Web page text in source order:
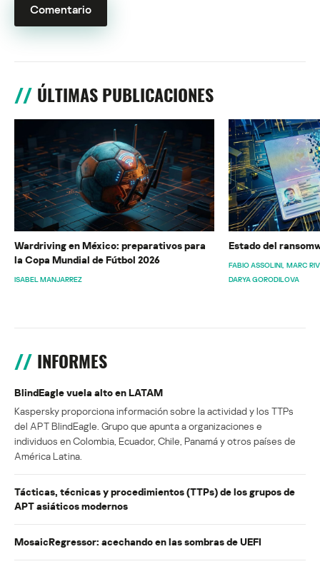
ÚLTIMAS PUBLICACIONES
Wardriving en México: preparativos para
la Copa Mundial de Fútbol 2026
ISABEL MANJARREZ
Estado del
FABIO ASSOLINI MARC
DARYA GORODILOVA
INFORMES
BlindEagle vuela alto en LATAM
Kaspersky proporciona información sobre la actividad y los TTPs
del APT BlindEagle. Grupo que apunta a organizaciones e
individuos en Colombia, Ecuador, Chile, Panamá y otros países de
América Latina.
Tácticas, técnicas y procedimientos (TTPs) de los grupos de
APT asiáticos modernos
MosaicRegressor: acechando en las sombras de UEFI